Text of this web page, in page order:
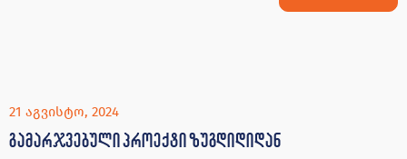
21 აგვისტო, 2024
გამარჯვებული პროექტი ზუგდიდიდან